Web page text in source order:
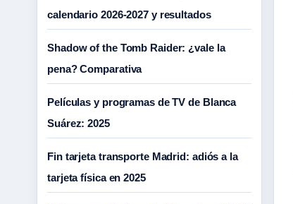
calendario 2026-2027 y resultados
Shadow of the Tomb Raider: ¿vale la
pena? Comparativa
Películas y programas de TV de Blanca
Suárez: 2025
Fin tarjeta transporte Madrid: adiós a la
tarjeta física en 2025